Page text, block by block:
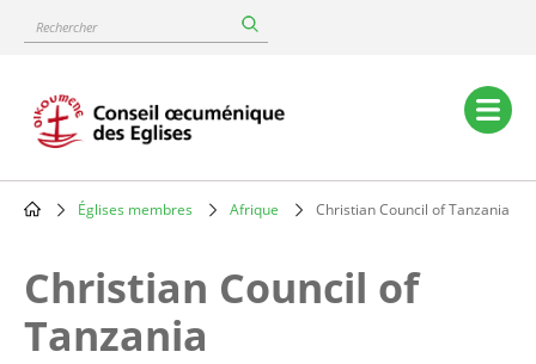
content
Rechercher
Main
navigation
Églises membres Afrique Christian Council of Tanzania
Christian Council of
Tanzania